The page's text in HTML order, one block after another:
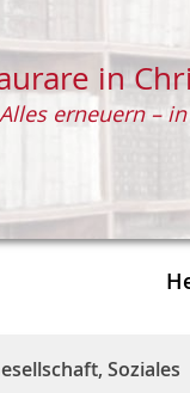
in
Alles erneuern –
Soziales